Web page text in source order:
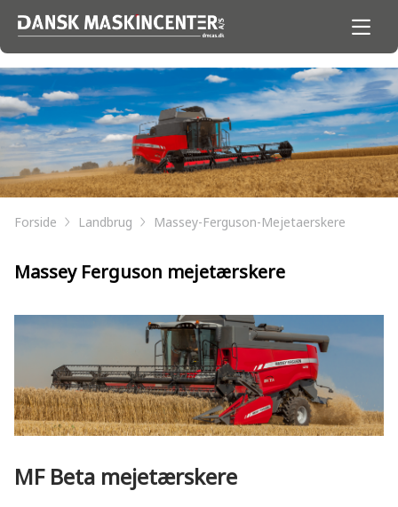
Forside Landbrug Massey-Ferguson-Mejetaerskere
Massey Ferguson mejetærskere
MF Beta mejetærskere